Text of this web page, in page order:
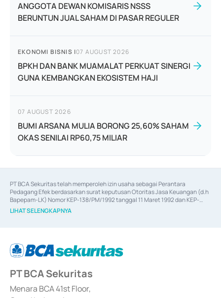
ANGGOTA DEWAN KOMISARIS NSSS
BERUNTUN JUAL SAHAM DI PASAR REGULER
EKONOMI BISNIS |07 AUGUST 2026
BPKH DAN BANK MUAMALAT PERKUAT SINERGI
GUNA KEMBANGKAN EKOSISTEM HAJI
07 AUGUST 2026
BUMI ARSANA MULIA BORONG 25,60% SAHAM
OKAS SENILAI RP60,75 MILIAR
PT BCA Sekuritas telah memperoleh izin usaha sebagai Perantara
Pedagang Efek berdasarkan surat keputusan Otoritas Jasa Keuangan (d.h
Bapepam-LK) Nomor KEP-138/PM/1992 tanggal 11 Maret 1992 dan KEP-
06/D.04/2014 tanggal 28 Februari 2014, izin usaha sebagai Penjamin Emisi
Efek berdasarkan surat keputusan Otoritas Jasa Keuangan Nomor KEP-
berdasarkan surat keputusan Otoritas Jasa Keuangan Nomor S-
67/PM.21/2017 tanggal 3 Februari 2017, dan beberapa izin usaha lainnya
Sertifikat Deposito di Pasar Uang yang izinnya diterbitkan pada tahun 2017
dan izin usaha lainnya dari Bank Indonesia sebagai Lembaga Pendukung
Penerbitan, Transaksi, serta Penatausahaan dan Penyelesaian Transaksi
Surat Berharga Komersial yang izinnya diterbitkan pada tahun 2018.
LIHAT SELENGKAPNYA
PT BCA Sekuritas
Menara BCA 41st Floor,